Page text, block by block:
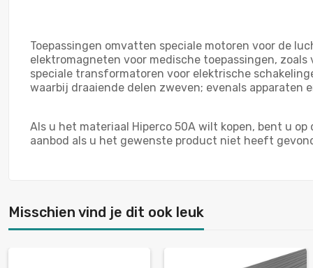
Toepassingen omvatten speciale motoren voor de
elektromagneten voor medische toepassingen,
speciale transformatoren voor elektrische
waarbij draaiende delen zweven; evenals
Als u het materiaal Hiperco 50A wilt kopen, bent u
aanbod als u het gewenste product niet heeft
Misschien vind je dit ook leuk